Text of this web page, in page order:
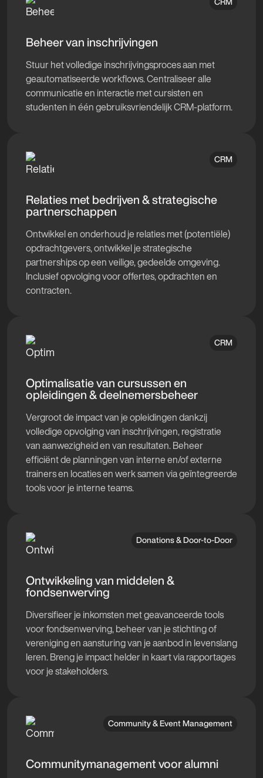
Beheer van inschrijvingen
Stuur het volledige inschrijvingsproces aan met
geautomatiseerde workflows. Centraliseer alle
communicatie en interactie met cursisten en
studenten in één gebruiksvriendelijk CRM-platform.
CRM
Relaties met bedrijven & strategische
partnerschappen
Ontwikkel en onderhoud je relaties met (potentiële)
opdrachtgevers, ontwikkel je strategische
partnerships op een veilige, gedeelde omgeving.
Inclusief opvolging voor offertes, opdrachten en
contracten.
CRM
Optimalisatie van cursussen en
opleidingen & deelnemersbeheer
Vergroot de impact van je opleidingen dankzij
volledige opvolging van inschrijvingen, registratie
van aanwezigheid en van resultaten. Beheer
efficiënt de planningen van interne en/of externe
trainers en locaties en werk samen via geïntegreerde
tools voor je interne teams.
Donations & Door-to-Door
Ontwikkeling van middelen &
fondsenwerving
Diversifieer je inkomsten met geavanceerde tools
voor fondsenwerving, beheer van je stichting of
vereniging en aansturing van je aanbod in levenslang
leren. Breng je impact helder in kaart via rapportages
voor je stakeholders.
Community & Event Management
Communitymanagement voor alumni